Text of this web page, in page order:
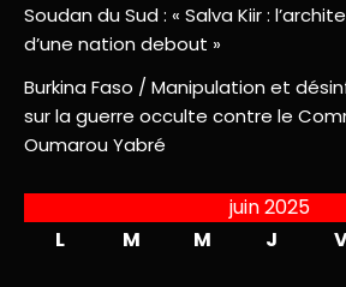
Soudan du Sud : « Salva Kiir :
d’une nation debout »
Burkina Faso / Manipulation et
sur la guerre occulte contre le
Oumarou Yabré
juin 2025
L
M M J